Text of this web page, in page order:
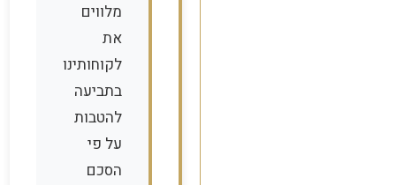
מלווים
את
לקוחותינו
בתביעה
להטבות
על פי
הסכם